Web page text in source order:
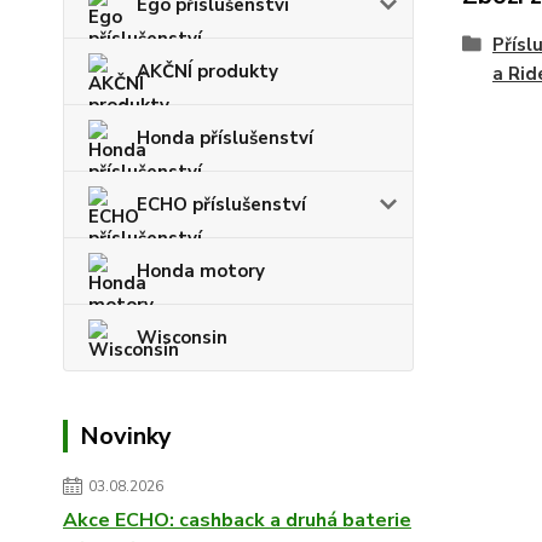
AKČNÍ produkty
Honda příslušenství
ECHO příslušenství
Honda motory
Wisconsin
Novinky
03.08.2026
Akce ECHO: cashback a druhá baterie
a